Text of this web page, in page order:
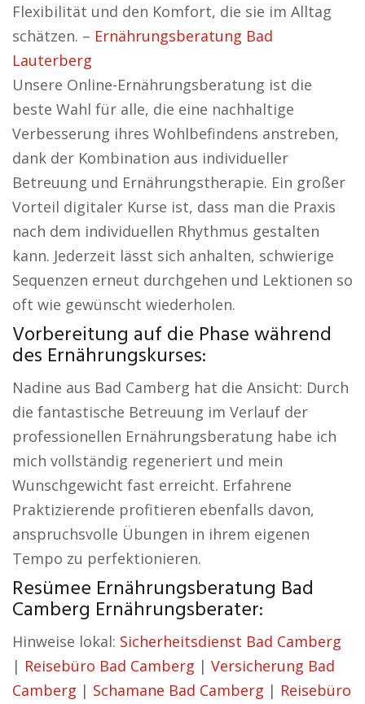
Flexibilität und den Komfort, die sie im Alltag
schätzen. – Ernährungsberatung Bad
Lauterberg
Unsere Online-Ernährungsberatung ist die
beste Wahl für alle, die eine nachhaltige
Verbesserung ihres Wohlbefindens anstreben,
dank der Kombination aus individueller
Betreuung und Ernährungstherapie. Ein großer
Vorteil digitaler Kurse ist, dass man die Praxis
nach dem individuellen Rhythmus gestalten
kann. Jederzeit lässt sich anhalten, schwierige
Sequenzen erneut durchgehen und Lektionen so
oft wie gewünscht wiederholen.
Vorbereitung auf die Phase während
des Ernährungskurses:
Nadine aus Bad Camberg hat die Ansicht: Durch
die fantastische Betreuung im Verlauf der
professionellen Ernährungsberatung habe ich
mich vollständig regeneriert und mein
Wunschgewicht fast erreicht. Erfahrene
Praktizierende profitieren ebenfalls davon,
anspruchsvolle Übungen in ihrem eigenen
Tempo zu perfektionieren.
Resümee Ernährungsberatung Bad
Camberg Ernährungsberater:
Hinweise lokal: Sicherheitsdienst Bad Camberg
| Reisebüro Bad Camberg | Versicherung Bad
Camberg | Schamane Bad Camberg | Reisebüro